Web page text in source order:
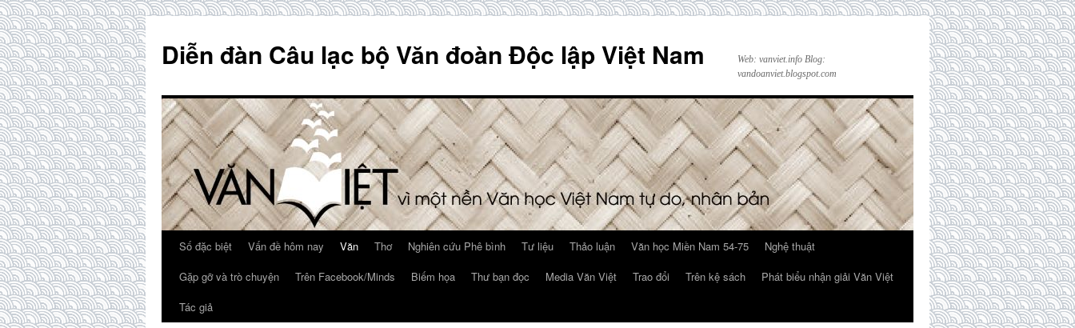
content
Diễn đàn Câu lạc bộ Văn đoàn Độc lập Việt Nam
Web: vanviet.info Blog:
vandoanviet.blogspot.com
Số đặc biệt Vấn đề hôm nay Văn Thơ Nghiên cứu Phê bình Tư liệu Thảo luận Văn học Miền Nam 54-75
Nghệ thuật
Gặp gỡ và trò chuyện
Trên Facebook/Minds Biếm họa Thư bạn đọc Media Văn Việt Trao đổi Trên kệ sách
Phát biểu nhận giải Văn Việt
Tác giả